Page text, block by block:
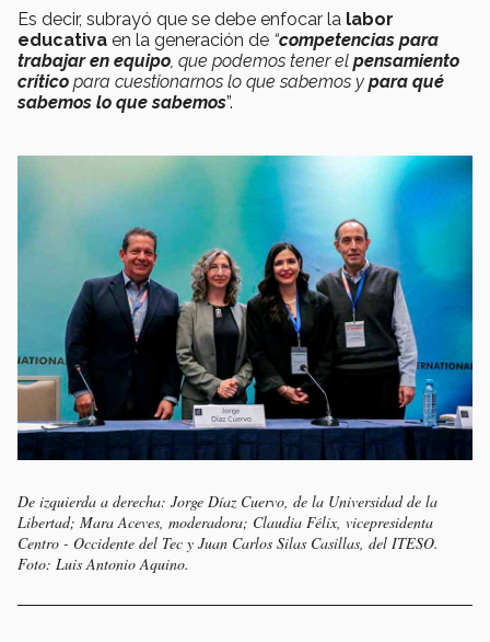
Es decir, subrayó que se debe enfocar la labor
educativa en la generación de “competencias para
trabajar en equipo, que podemos tener el pensamiento
crítico para cuestionarnos lo que sabemos y para qué
sabemos lo que sabemos”.
De izquierda a derecha: Jorge Díaz Cuervo, de la Universidad de la
Libertad; Mara Aceves, moderadora; Claudia Félix, vicepresidenta
Centro - Occidente del Tec y Juan Carlos Silas Casillas, del ITESO.
Foto: Luis Antonio Aquino.